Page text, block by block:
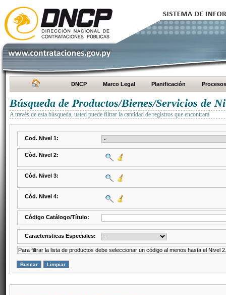
DNCP Marco Legal Planificación Procesos
Búsqueda de Productos/Bienes/Servicios de
A través de esta búsqueda, usted puede filtrar la cantidad de registros que encontrará
Cod. Nivel 1:
Cód. Nivel 2:
Cód. Nivel 3:
Cód. Nivel 4:
Código Catálogo/Título:
Caracteristicas Especiales:
Para filtrar la lista de productos debe seleccionar un código al menos hasta el Nivel 2.